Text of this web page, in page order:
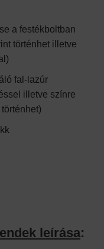
a festékboltban
történhet illetve
fal-lazúr
illetve színre
leírása: